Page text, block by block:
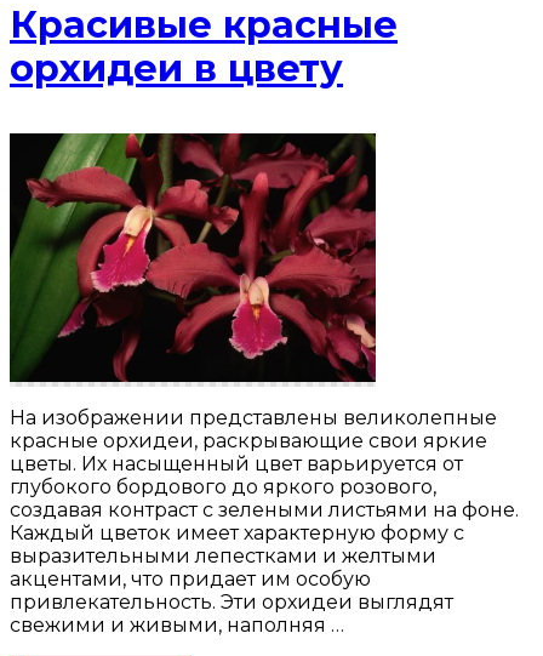
Красивые красные
орхидеи в цвету
На изображении представлены великолепные
красные орхидеи, раскрывающие свои яркие
цветы. Их насыщенный цвет варьируется от
глубокого бордового до яркого розового,
создавая контраст с зелеными листьями на фоне.
Каждый цветок имеет характерную форму с
выразительными лепестками и желтыми
акцентами, что придает им особую
привлекательность. Эти орхидеи выглядят
свежими и живыми, наполняя …